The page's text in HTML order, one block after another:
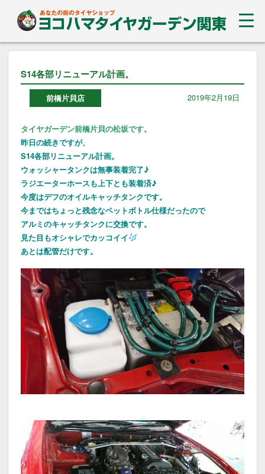
S14各部リニューアル計画。
前橋片貝店 2019年2月19日
タイヤガーデン前橋片貝の松坂です。
昨日の続きですが、
S14各部リニューアル計画。
ウォッシャータンクは無事装着完了♪
ラジエーターホースも上下とも装着済♪
今度はデフのオイルキャッチタンクです。
今まではちょっと残念なペットボトル仕様だったので
アルミのキャッチタンクに交換です。
見た目もオシャレでカッコイイ
あとは配管だけです。